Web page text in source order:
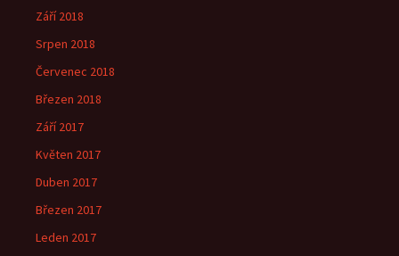
Září 2018
Srpen 2018
Červenec 2018
Březen 2018
Září 2017
Květen 2017
Duben 2017
Březen 2017
Leden 2017